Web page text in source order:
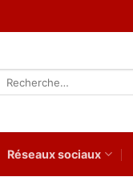
Réseaux sociaux